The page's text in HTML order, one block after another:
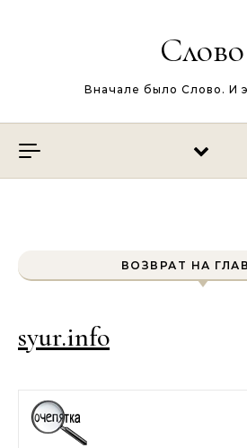
Слово
Вначале было Слово. И
ВОЗВРАТ НА
syur.info